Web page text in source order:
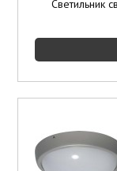
Светильник